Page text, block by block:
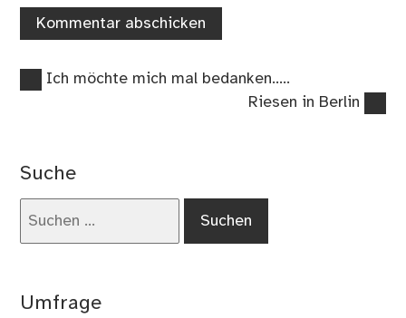
Beitragsnavigation
Vorheriger
Ich möchte mich mal bedanken…..
Nächster
Riesen in Berlin
Suche
Umfrage